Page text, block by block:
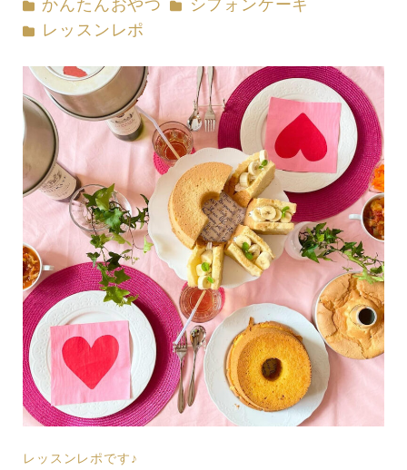
者
かんたんおやつ シフォンケーキ
カテゴリー
レッスンレポ
レッスンレポです♪